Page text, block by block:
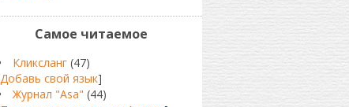
Самое читаемое
Кликсланг (47)
Добавь свой язык]
Журнал "Asa" (44)